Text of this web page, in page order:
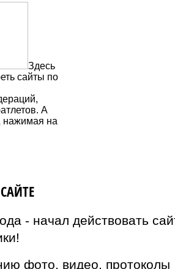
Здесь
сайты по
А
нажимая на
- начал действовать
фото, видео, протоколы